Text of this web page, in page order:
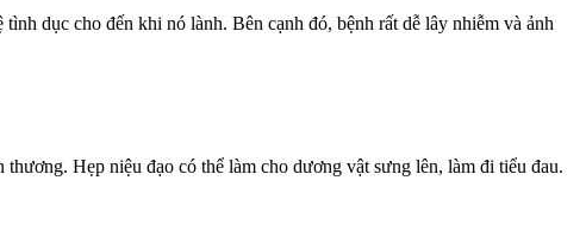
dục cho đến khi nó lành. Bên cạnh đó, bệnh rất dễ lây nhiễm và ảnh
Hẹp niệu đạo có thể làm cho dương vật sưng lên, làm đi tiểu đau.